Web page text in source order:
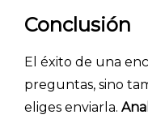
Conclusión
El éxito de una
preguntas, sino
eliges enviarla.